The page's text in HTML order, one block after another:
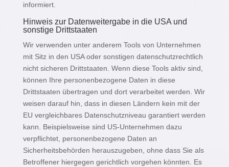
informiert.
Hinweis zur Datenweitergabe in die USA und
sonstige Drittstaaten
Wir verwenden unter anderem Tools von Unternehmen
mit Sitz in den USA oder sonstigen datenschutzrechtlich
nicht sicheren Drittstaaten. Wenn diese Tools aktiv sind,
können Ihre personenbezogene Daten in diese
Drittstaaten übertragen und dort verarbeitet werden. Wir
weisen darauf hin, dass in diesen Ländern kein mit der
EU vergleichbares Datenschutzniveau garantiert werden
kann. Beispielsweise sind US-Unternehmen dazu
verpflichtet, personenbezogene Daten an
Sicherheitsbehörden herauszugeben, ohne dass Sie als
Betroffener hiergegen gerichtlich vorgehen könnten. Es